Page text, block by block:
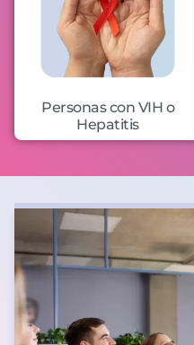
Personas con VIH o
Hepatitis